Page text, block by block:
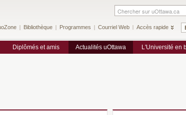
Bibliothèque Programmes Courriel Web Accès rapide
Diplômés et amis Actualités uOttawa L'Université en